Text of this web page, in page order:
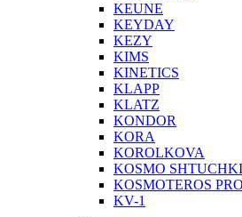
KEUNE
KEYDAY
KEZY
KIMS
KINETICS
KLAPP
KLATZ
KONDOR
KORA
KOROLKOVA
KOSMO SHTUCHKI
KOSMOTEROS
KV-1